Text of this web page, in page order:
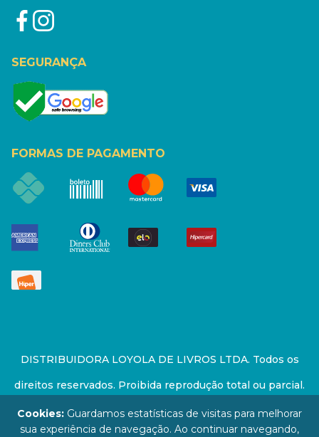
SEGURANÇA
FORMAS DE PAGAMENTO
DISTRIBUIDORA LOYOLA DE LIVROS LTDA. Todos os
direitos reservados. Proibida reprodução total ou parcial.
Preços e estoque sujeito a alterações sem aviso prévio.
Cookies: Guardamos estatísticas de visitas para melhorar
sua experiência de navegação. Ao continuar navegando,